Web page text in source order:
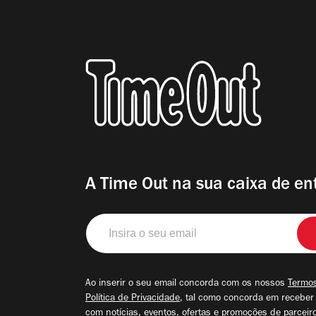
A Time Out na sua caixa de
Insira
o
seu
Ao inserir o seu email concorda com os nossos
Política de Privacidade, tal como concorda em
com notícias, eventos, ofertas e promoções de